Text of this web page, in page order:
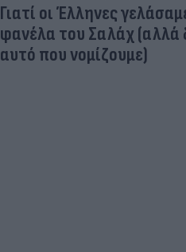
Γιατί οι Έλληνες
φανέλα του Σαλάχ (αλλά
αυτό που νομίζουμε)